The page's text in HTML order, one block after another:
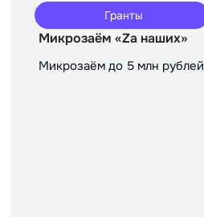
Гранты
Микрозаём «Za наших»
Микрозаём до 5 млн рублей